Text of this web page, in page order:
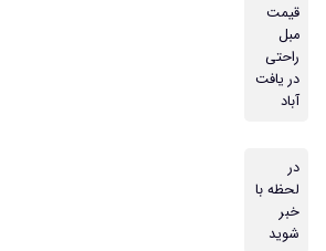
قیمت
مبل
راحتی
در یافت
آباد
در
لحظه با
خبر
شوید